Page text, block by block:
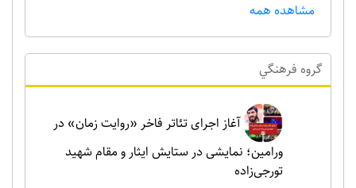
مشاهده همه
گروه فرهنگي
آغاز اجرای تئاتر فاخر «روایت زمان» در
ورامین؛ نمایشی در ستایش ایثار و مقام شهید
تورجی‌زاده